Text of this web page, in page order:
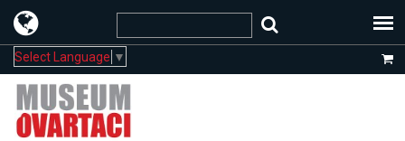
Select Language ▼